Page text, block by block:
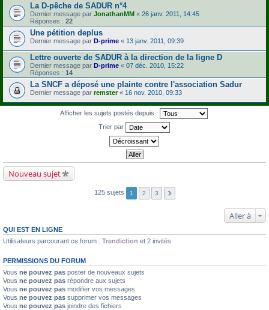
La D-pêche de SADUR n°4
Dernier message par JonathanMM « 26 janv. 2011, 14:45
Réponses : 22
Une pétition deplus
Dernier message par D-prime « 13 janv. 2011, 09:39
Lettre ouverte de SADUR à la direction de la ligne D
Dernier message par D-prime « 07 déc. 2010, 15:22
Réponses : 14
La SNCF a déposé une plainte contre l'association Sadur
Dernier message par remster« 16 nov. 2010, 09:33
Afficher les sujets postés depuis :
Trier par
Nouveau sujet
125 sujets 1 2 3
Aller à
QUI EST EN LIGNE
Utilisateurs parcourant ce forum : Trendiction et 2 invités
PERMISSIONS DU FORUM
Vous ne pouvez pas poster de nouveaux sujets
Vous ne pouvez pas répondre aux sujets
Vous ne pouvez pas modifier vos messages
Vous ne pouvez pas supprimer vos messages
Vous ne pouvez pas joindre des fichiers